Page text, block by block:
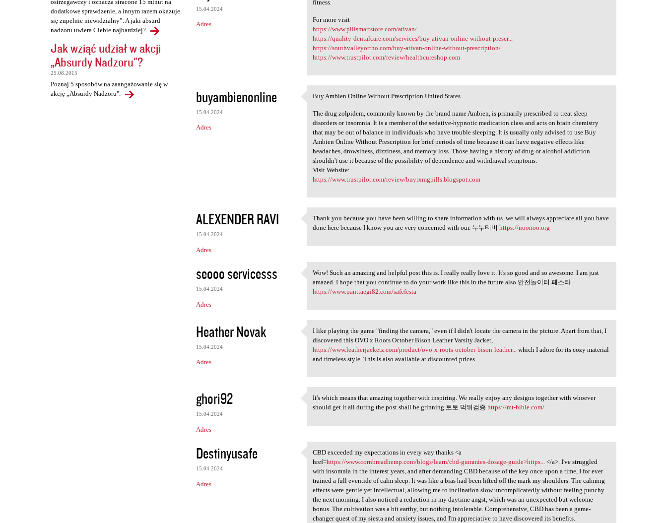
ostrzegawczy i oznacza stracone 15 minut na
dodatkowe sprawdzenie, a innym razem okazuje
się zupełnie niewidzialny”. A jaki absurd
nadzoru uwiera Ciebie najbardziej?
Jak wziąć udział w akcji
„Absurdy Nadzoru"?
25.08.2015
Poznaj 5 sposobów na zaangażowanie się w
akcję „Absurdy Nadzoru".
15.04.2024
Adres
fitness.
For more visit
https://www.pillsmartstore.com/ativan/
https://quality-dentalcare.com/services/buy-ativan-online-without-prescr...
https://southvalleyortho.com/buy-ativan-online-without-prescription/
https://www.trustpilot.com/review/healthcureshop.com
buyambienonline
15.04.2024
Adres
Buy Ambien Online Without
Buy Ambien Online Without Prescription United States
The drug zolpidem, commonly known by the brand name Ambien, is primarily prescribed to treat sleep
disorders or insomnia. It is a member of the sedative-hypnotic medication class and acts on brain chemistry
that may be out of balance in individuals who have trouble sleeping. It is usually only advised to use Buy
Ambien Online Without Prescription for brief periods of time because it can have negative effects like
headaches, drowsiness, dizziness, and memory loss. Those having a history of drug or alcohol addiction
shouldn't use it because of the possibility of dependence and withdrawal symptoms.
Visit Website:
https://www.trustpilot.com/review/buyrxmgpills.blogspot.com
ALEXENDER RAVI
15.04.2024
Adres
Thank you because you have
Thank you because you have been willing to share information with us. we will always appreciate all you have
done here because I know you are very concerned with our. 누누티비https://noonoo.org
seooo servicesss
15.04.2024
Adres
Wow! Such an amazing and
Wow! Such an amazing and helpful post this is. I really really love it. It's so good and so awesome. I am just
amazed. I hope that you continue to do your work like this in the future also 안전놀이터 페스타
https://www.panttaegi82.com/safefesta
Heather Novak
15.04.2024
Adres
I like playing the game
I like playing the game "finding the camera," even if I didn't locate the camera in the picture. Apart from that, I
discovered this OVO x Roots October Bison Leather Varsity Jacket,
https://www.leatherjacketz.com/product/ovo-x-roots-october-bison-leather...
which I adore for its cozy material
and timeless style. This is also available at discounted prices.
ghori92
15.04.2024
Adres
It's which means that amazing
It's which means that amazing together with inspiring. We really enjoy any designs together with whoever
should get it all during the post shall be grinning.토토 먹튀검증https://mt-bible.com/
Destinyusafe
15.04.2024
Adres
CBD exceeded my expectations
CBD exceeded my expectations in every way thanks <a
href=https://www.cornbreadhemp.com/blogs/learn/cbd-gummies-dosage-guide>https... </a>. I've struggled
with insomnia in the interest years, and after demanding CBD because of the key once upon a time, I for ever
trained a full eventide of calm sleep. It was like a bias had been lifted off the mark my shoulders. The calming
effects were gentle yet intellectual, allowing me to inclination slow uncomplicatedly without feeling punchy
the next morning. I also noticed a reduction in my daytime angst, which was an unexpected but welcome
bonus. The cultivation was a bit earthy, but nothing intolerable. Comprehensive, CBD has been a game-
changer quest of my siesta and anxiety issues, and I'm appreciative to have discovered its benefits.